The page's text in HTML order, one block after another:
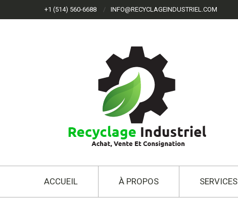
+1 (514) 560-6688 INFO@RECYCLAGEINDUSTRIEL.COM
ACCUEIL À PROPOS SERVICES